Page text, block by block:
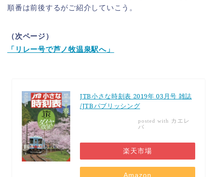
順番は前後するがご紹介していこう。
（次ページ）
「リレー号で芦ノ牧温泉駅へ」
JTB小さな時刻表 2019年 03月号 雑誌
/JTBパブリッシング
posted with カエレ
バ
楽天市場
Amazon